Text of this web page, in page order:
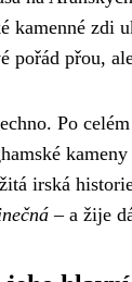
kamenné zdi
pořád přou,
Po
irská
– a žije